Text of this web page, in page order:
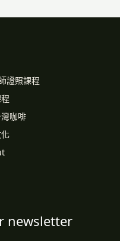
證照課程
咖啡
newsletter